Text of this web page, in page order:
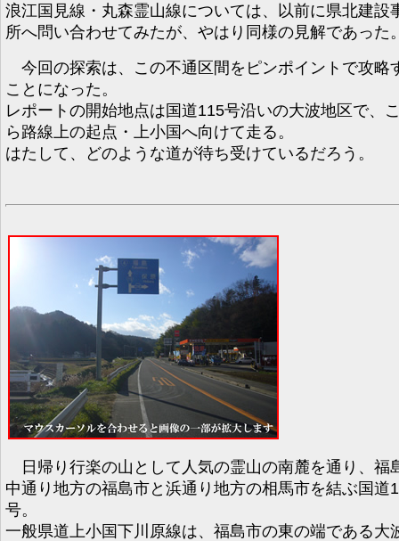
浪江国見線・丸森霊山線については、以前に県北建設
所へ問い合わせてみたが、やはり同様の見解であった
今回の探索は、この不通区間をピンポイントで攻略
ことになった。
レポートの開始地点は国道115号沿いの大波地区で、
ら路線上の起点・上小国へ向けて走る。
はたして、どのような道が待ち受けているだろう。
日帰り行楽の山として人気の霊山の南麓を通り、福
中通り地方の福島市と浜通り地方の相馬市を結ぶ国道
号。
一般県道上小国下川原線は、福島市の東の端である大